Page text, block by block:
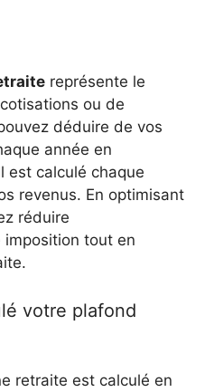
représente le
ou de
déduire de vos
année en
est calculé chaque
revenus. En optimisant
réduire
tout en
votre plafond
retraite est calculé en